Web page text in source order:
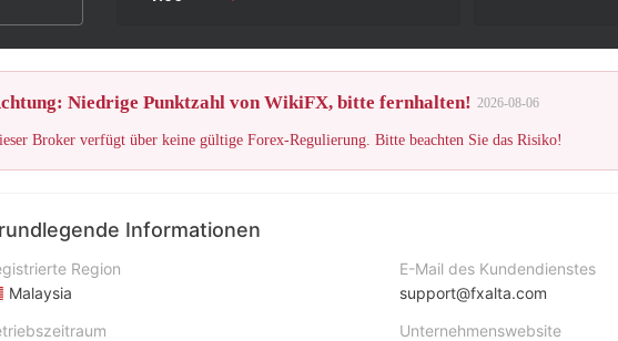
Niedrige Punktzahl von WikiFX, bitte fernhalten! 2026-08-06
Broker verfügt über keine gültige Forex-Regulierung. Bitte beachten Sie das Risiko!
Informationen
Region
Malaysia
E-Mail des Kundendienstes
support@fxalta.com
Unternehmenswebsite